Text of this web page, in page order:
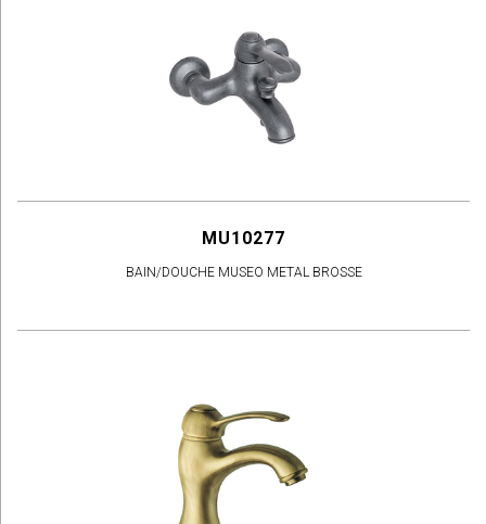
MU10277
BAIN/DOUCHE MUSEO METAL BROSSE